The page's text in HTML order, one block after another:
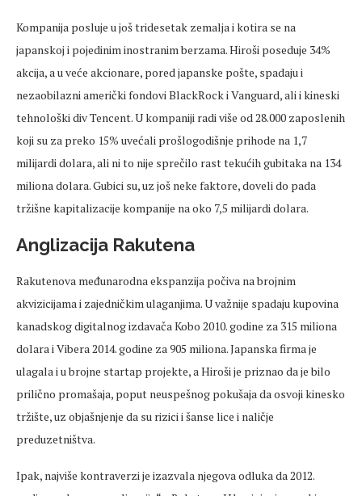
Kompanija posluje u još tridesetak zemalja i kotira se na
japanskoj i pojedinim inostranim berzama. Hiroši poseduje 34%
akcija, a u veće akcionare, pored japanske pošte, spadaju i
nezaobilazni američki fondovi BlackRock i Vanguard, ali i kineski
tehnološki div Tencent. U kompaniji radi više od 28.000 zaposlenih
koji su za preko 15% uvećali prošlogodišnje prihode na 1,7
milijardi dolara, ali ni to nije sprečilo rast tekućih gubitaka na 134
miliona dolara. Gubici su, uz još neke faktore, doveli do pada
tržišne kapitalizacije kompanije na oko 7,5 milijardi dolara.
Anglizacija Rakutena
Rakutenova međunarodna ekspanzija počiva na brojnim
akvizicijama i zajedničkim ulaganjima. U važnije spadaju kupovina
kanadskog digitalnog izdavača Kobo 2010. godine za 315 miliona
dolara i Vibera 2014. godine za 905 miliona. Japanska firma je
ulagala i u brojne startap projekte, a Hiroši je priznao da je bilo
prilično promašaja, poput neuspešnog pokušaja da osvoji kinesko
tržište, uz objašnjenje da su rizici i šanse lice i naličje
preduzetništva.
Ipak, najviše kontraverzi je izazvala njegova odluka da 2012.